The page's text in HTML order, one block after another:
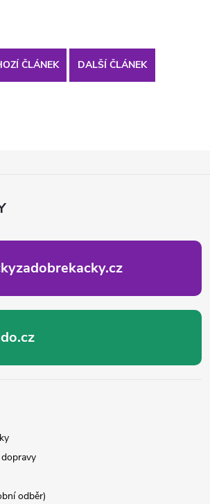
ČLÁNEK DALŠÍ ČLÁNEK
odběr)